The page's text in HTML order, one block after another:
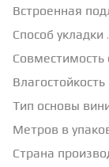
Встроенная
Способ укладки
Влагостойкость
Тип основы
Метров в
Страна